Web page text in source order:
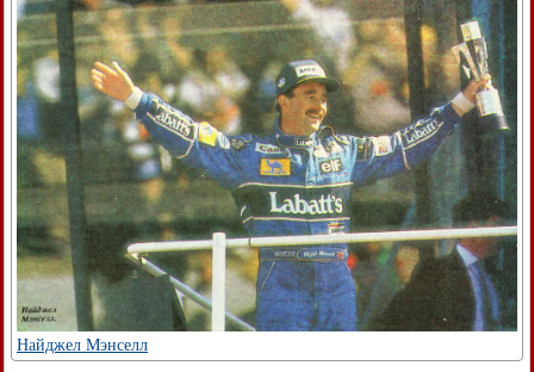
Найджел Мэнселл